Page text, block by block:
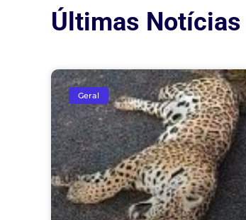
Últimas Notícias
Geral